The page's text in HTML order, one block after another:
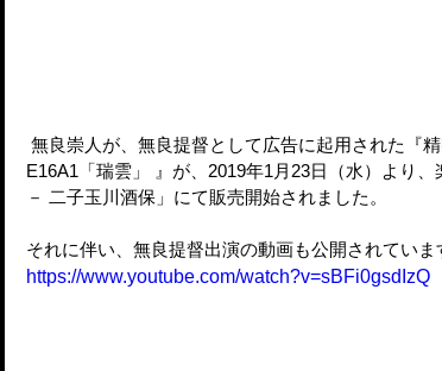
E16A1「瑞雲」 』が、2019年1月23日（水）より
－ 二子玉川酒保」にて販売開始されました。
それに伴い、無良提督出演の動画も公開されていま
https://www.youtube.com/watch?v=sBFi0gsdIzQ